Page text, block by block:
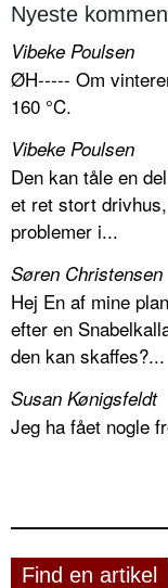
Nyeste
Vibeke Poulsen
ØH----- Om
160 °C.
Vibeke Poulsen
Den kan tåle en
et ret stort
problemer i...
Søren Christensen
Hej En af mine
efter en
den kan skaffes?...
Susan Kønigsfeldt
Jeg ha fået nogle
Find en artikel